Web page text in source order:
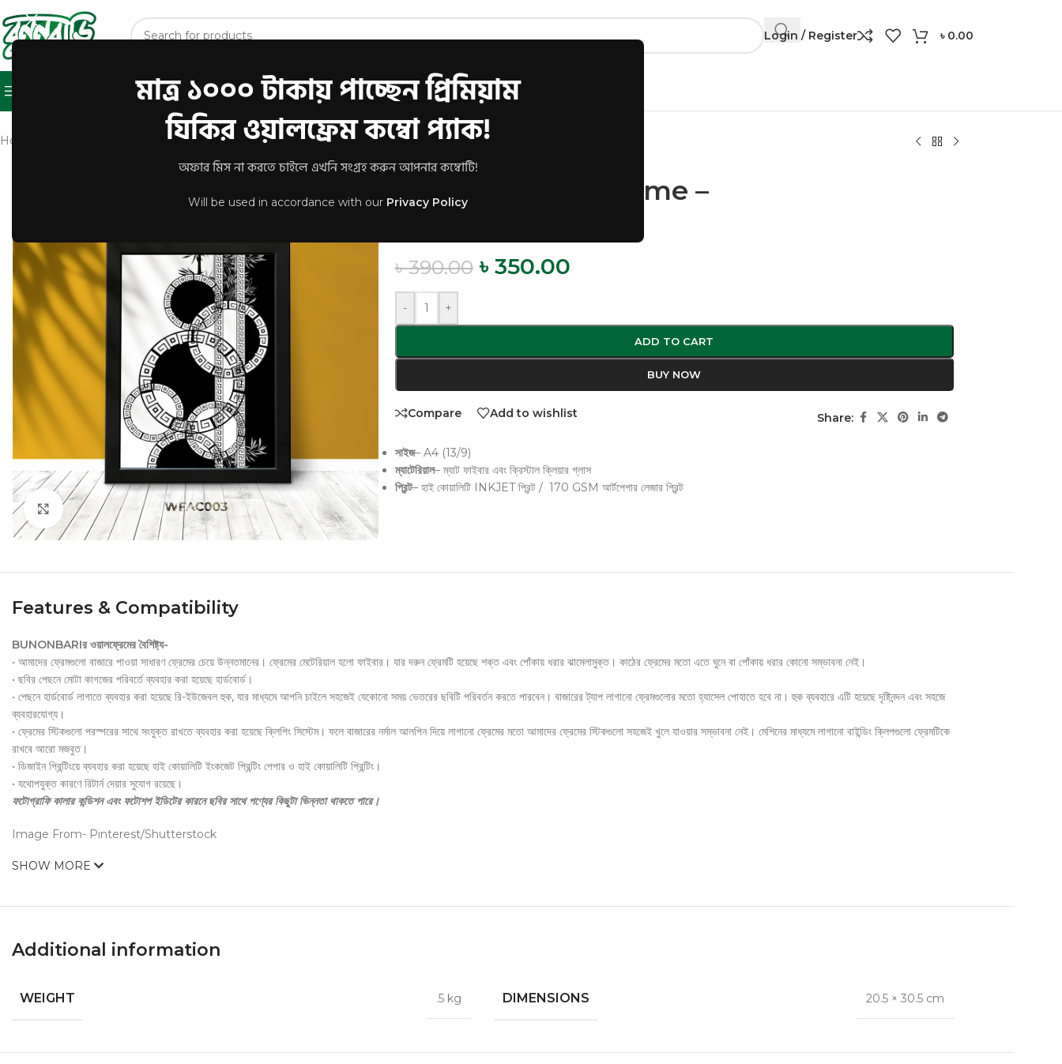
মাত্র ১০০০ টাকায় পাচ্ছেন প্রিমিয়াম
যিকির ওয়ালফ্রেম কম্বো প্যাক!
অফার মিস না করতে চাইলে এখনি সংগ্রহ করুন আপনার কম্বোটি!
Will be used in accordance with our Privacy Policy
Login / Register ৳ 0.00
Browse Categories ShopAbout UsContact Us Track Order FAQs
Home WF Arabic Calligraphy /Premium Wall Frame – WFAC003
Click to enlarge
Premium Wall Frame –
৳390.00 ৳ 350.00
- +
ADD TO CART
BUY NOW
Compare Add to wishlist Share:
সাইজ– A4 (13/9)
ম্যাটেরিয়াল– ম্যাট ফাইবার এবং ক্রিস্টাল ক্লিয়ার গ্লাস
প্রিন্ট– হাই কোয়ালিটি INKJET প্রিন্ট / 170 GSM আর্টপেপার লেজার প্রিন্ট
Features & Compatibility
BUNONBARIর ওয়ালফ্রেমের বৈশিষ্ট্য-
• আমাদের ফ্রেমগুলো বাজারে পাওয়া সাধারণ ফ্রেমের চেয়ে উন্নতমানের। ফ্রেমের মেটেরিয়াল হলো ফাইবার। যার দরুন ফ্রেমটি হয়েছে শক্ত এবং পোঁকায় ধরার ঝামেলামুক্ত। কাঠের ফ্রেমের মতো এতে ঘুনে বা পোঁকায় ধরার কোনো সম্ভাবনা নেই।
• ছবির পেছনে মোটা কাগজের পরিবর্তে ব্যবহার করা হয়েছে হার্ডবোর্ড।
• পেছনে হার্ডবোর্ড লাগাতে ব্যবহার করা হয়েছে রি-ইউজেবল হুক, যার মাধ্যমে আপনি চাইলে সহজেই যেকোনো সময় ভেতরের ছবিটি পরিবর্তন করতে পারবেন। বাজারের ট্যাপ লাগানো ফ্রেমগুলোর মতো হ্যাসেল পোহাতে হবে না। হুক ব্যবহারে এটি হয়েছে দৃষ্টিনন্দন এবং সহজে
ব্যবহারযোগ্য।
• ফ্রেমের স্টিকগুলো পরস্পরের সাথে সংযুক্ত রাখতে ব্যবহার করা হয়েছে ক্লিপিং সিস্টেম। ফলে বাজারের নর্মাল আলপিন দিয়ে লাগানো ফ্রেমের মতো আমাদের ফ্রেমের স্টিকগুলো সহজেই খুলে যাওয়ার সম্ভাবনা নেই। মেশিনের মাধ্যমে লাগানো বাইন্ডিং ক্লিপগুলো ফ্রেমটিকে
রাখবে আরো মজবুত।
• ডিজাইন প্রিন্টিংয়ে ব্যবহার করা হয়েছে হাই কোয়ালিটি ইংকজেট প্রিন্টিং পেপার ও হাই কোয়ালিটি প্রিন্টিং।
• যথোপযুক্ত কারণে রিটার্ন দেয়ার সুযোগ রয়েছে।
ফটোগ্রাফি কালার কন্ডিশন এবং ফটোশপ ইডিটের কারনে ছবির সাথে পণ্যের কিছুটা ভিন্নতা থাকতে পারে।
Image From- Pinterest/Shutterstock
SHOW MORE
Additional information
WEIGHT .5 kg DIMENSIONS 20.5 × 30.5 cm